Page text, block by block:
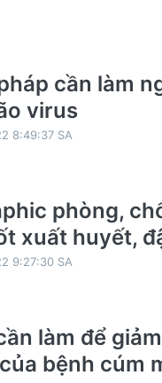
cần làm
virus
8:49:37 SA
phòng,
xuất huyết,
9:27:30 SA
làm để
bệnh cúm